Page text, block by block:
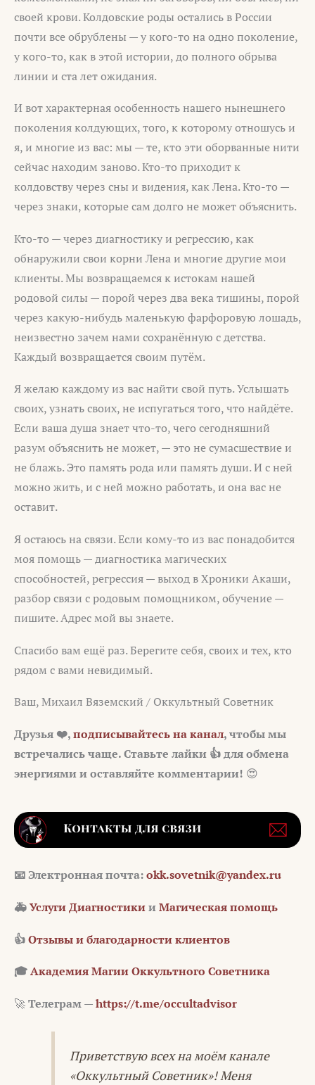
своей крови. Колдовские роды остались в России
почти все обрублены — у кого-то на одно поколение,
у кого-то, как в этой истории, до полного обрыва
линии и ста лет ожидания.
И вот характерная особенность нашего нынешнего
поколения колдующих, того, к которому отношусь и
я, и многие из вас: мы — те, кто эти оборванные нити
сейчас находим заново. Кто-то приходит к
колдовству через сны и видения, как Лена. Кто-то —
через знаки, которые сам долго не может объяснить.
Кто-то — через диагностику и регрессию, как
обнаружили свои корни Лена и многие другие мои
клиенты. Мы возвращаемся к истокам нашей
родовой силы — порой через два века тишины, порой
через какую-нибудь маленькую фарфоровую лошадь,
неизвестно зачем нами сохранённую с детства.
Каждый возвращается своим путём.
Я желаю каждому из вас найти свой путь. Услышать
своих, узнать своих, не испугаться того, что найдёте.
Если ваша душа знает что-то, чего сегодняшний
разум объяснить не может, — это не сумасшествие и
не блажь. Это память рода или память души. И с ней
можно жить, и с ней можно работать, и она вас не
оставит.
Я остаюсь на связи. Если кому-то из вас понадобится
моя помощь — диагностика магических
способностей, регрессия — выход в Хроники Акаши,
разбор связи с родовым помощником, обучение —
пишите. Адрес мой вы знаете.
Спасибо вам ещё раз. Берегите себя, своих и тех, кто
рядом с вами невидимый.
Ваш, Михаил Вяземский / Оккультный Советник
Друзья ❤️,подписывайтесь на канал, чтобы мы
встречались чаще. Ставьте лайки 👍 для обмена
энергиями и оставляйте комментарии! 😍
📧 Электронная почта:okk.sovetnik@yandex.ru
🚑Услуги ДиагностикииМагическая помощь
👍Отзывы и благодарности клиентов
🎓Академия Магии Оккультного Советника
🚀Телеграм —https://t.me/occultadvisor
Приветствую всех на моём канале
«Оккультный Советник»! Меня